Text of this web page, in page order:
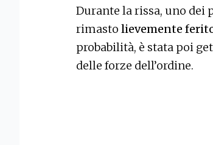
Durante la rissa, uno dei
rimasto lievemente
probabilità, è stata poi
delle forze dell’ordine.